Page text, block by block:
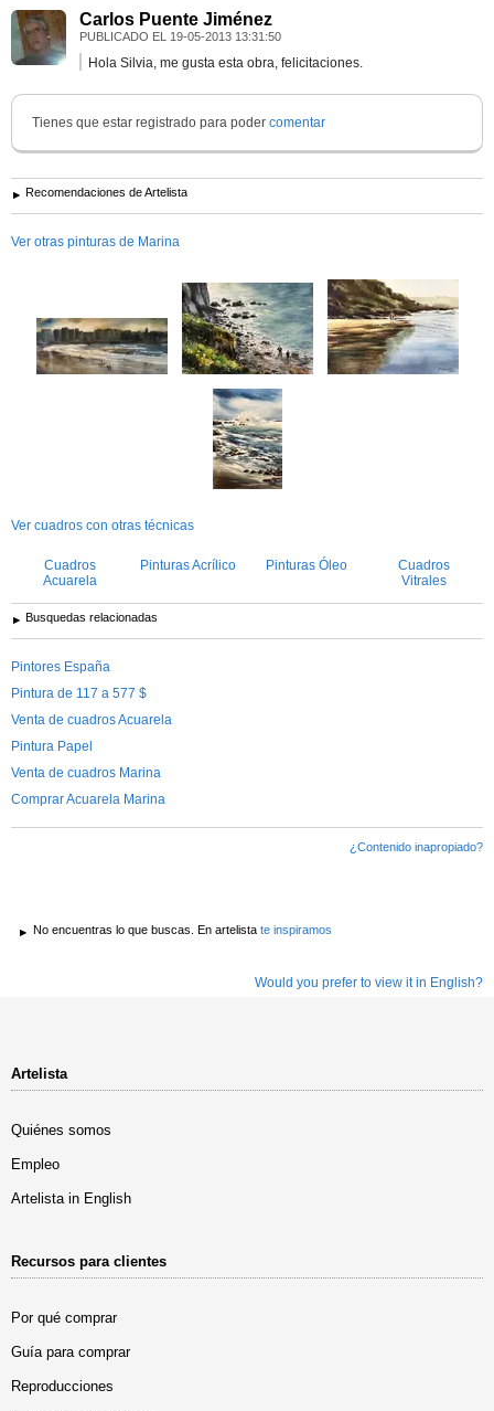
Carlos Puente Jiménez
PUBLICADO EL 19-05-2013 13:31:50
Hola Silvia, me gusta esta obra, felicitaciones.
Tienes que estar registrado para poder comentar
Recomendaciones de Artelista
Ver otras pinturas de Marina
Ver cuadros con otras técnicas
Cuadros
Acuarela
Pinturas Acrílico Pinturas Óleo
Cuadros
Vitrales
Busquedas relacionadas
Pintores España
Pintura de 117 a 577 $
Venta de cuadros Acuarela
Pintura Papel
Venta de cuadros Marina
Comprar Acuarela Marina
¿Contenido inapropiado?
No encuentras lo que buscas. En artelista te inspiramos
Would you prefer to view it in English?
Artelista
Quiénes somos
Empleo
Artelista in English
Recursos para clientes
Por qué comprar
Guía para comprar
Reproducciones